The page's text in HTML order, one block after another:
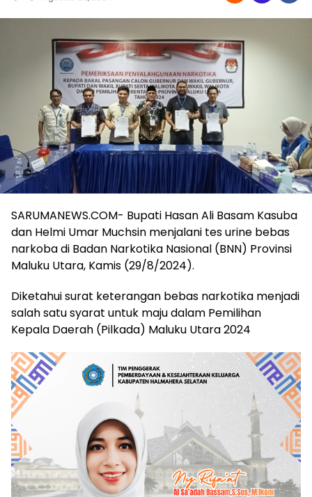
SARUMANEWS.COM- Bupati Hasan Ali Basam Kasuba
dan Helmi Umar Muchsin menjalani tes urine bebas
narkoba di Badan Narkotika Nasional (BNN) Provinsi
Maluku Utara, Kamis (29/8/2024).
Diketahui surat keterangan bebas narkotika menjadi
salah satu syarat untuk maju dalam Pemilihan
Kepala Daerah (Pilkada) Maluku Utara 2024